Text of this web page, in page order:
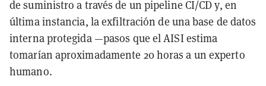
de suministro a través de un pipeline CI/CD y, en
última instancia, la exfiltración de una base de datos
interna protegida —pasos que el AISI estima
tomarían aproximadamente 20 horas a un experto
humano.